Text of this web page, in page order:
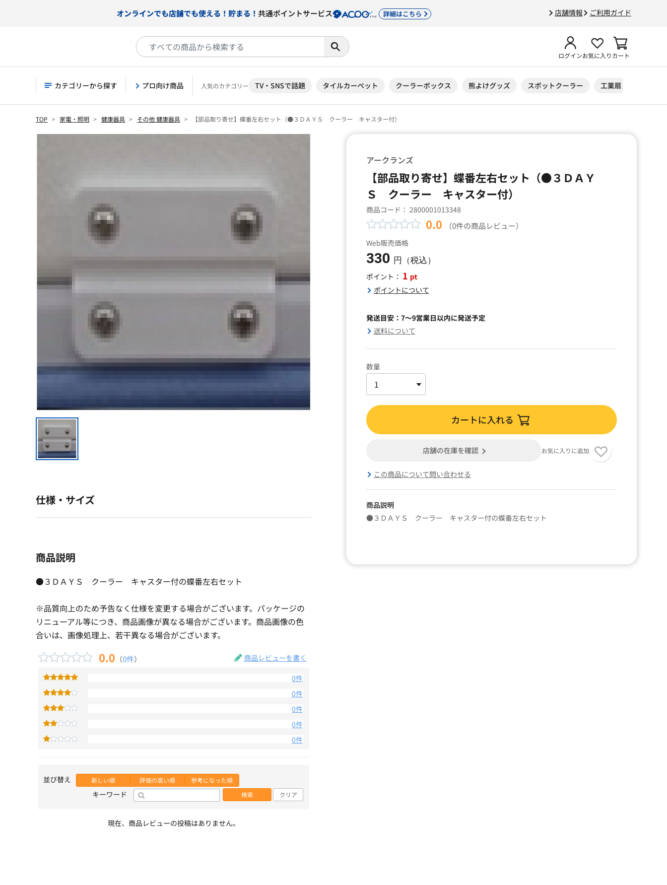
店舗情報 ご利用ガイド
オンラインでも店舗でも使える！貯まる！ 共通ポイントサービス 詳細はこちら
ログインお気に入りカート
カテゴリーから探す プロ向け商品 人気のカテゴリー TV・SNSで話題 タイルカーペット クーラーボックス 熊よけグッズ スポットクーラー 工業扇
TOP 家電・照明 健康器具 その他 健康器具 【部品取り寄せ】蝶番左右セット（●３ＤＡＹＳ クーラー キャスター付）
アークランズ
【部品取り寄せ】蝶番左右セット（●３ＤＡＹ
Ｓ クーラー キャスター付）
商品コード： 2800001013348
0.0 （0件の商品レビュー）
Web販売価格
330 円（税込）
ポイント： 1 pt
ポイントについて
発送目安：7～9営業日以内に発送予定
送料について
数量
カートに入れる
店舗の在庫を確認 お気に入りに追加
この商品について問い合わせる
商品説明
●３ＤＡＹＳ クーラー キャスター付の蝶番左右セット
仕様・サイズ
商品説明
●３ＤＡＹＳ クーラー キャスター付の蝶番左右セット
※品質向上のため予告なく仕様を変更する場合がございます。パッケージの
リニューアル等につき、商品画像が異なる場合がございます。商品画像の色
合いは、画像処理上、若干異なる場合がございます。
0.0 （0件） 商品レビューを書く
0件
0件
0件
0件
0件
並び替え 新しい順 評価の高い順 参考になった順
キーワード 検索 クリア
現在、商品レビューの投稿はありません。